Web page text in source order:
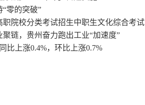
“零的突破”
职院校分类考试招生中职生文化综合考试
链，贵州奋力跑出工业“加速度”
比上涨0.4%，环比上涨0.7%